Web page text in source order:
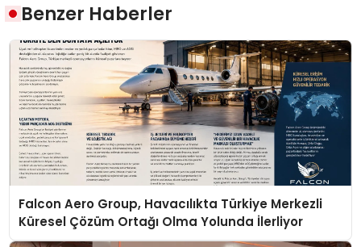
Benzer Haberler
Falcon Aero Group, Havacılıkta Türkiye Merkezli
Küresel Çözüm Ortağı Olma Yolunda İlerliyor